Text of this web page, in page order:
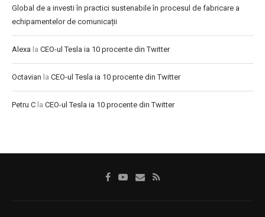
Global de a investi în practici sustenabile în procesul de fabricare a
echipamentelor de comunicații
Alexa la CEO-ul Tesla ia 10 procente din Twitter
Octavian la CEO-ul Tesla ia 10 procente din Twitter
Petru C la CEO-ul Tesla ia 10 procente din Twitter